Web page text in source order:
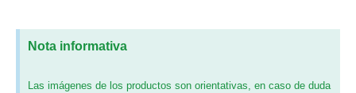
Nota informativa
Las imágenes de los productos son orientativas, en caso de duda